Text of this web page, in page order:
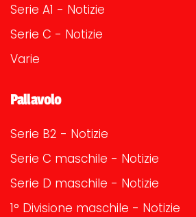
Serie A1 - Notizie
Serie C - Notizie
Varie
Pallavolo
Serie B2 - Notizie
Serie C maschile - Notizie
Serie D maschile - Notizie
1° Divisione maschile - Notizie